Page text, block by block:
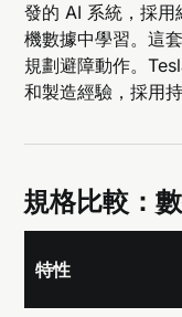
發的 AI 系統，採
機數據中學習。這
規劃避障動作。
和製造經驗，採用
規格比較：
特性